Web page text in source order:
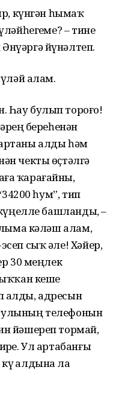
күнгән һымаҡ
– тине
йүнәлтеп.
алам.
булып тороғоҙ!
береһенән
алды һәм
чекты өҫтәлгә
ҡарағайны,
һум”, тип
башланды, –
кәләш алам,
сыҡ әле! Хәйер,
30 меңлек
кеше
алды, адресын
улының телефонын
йәшереп тормай,
Ул артабанғы
алдына ла